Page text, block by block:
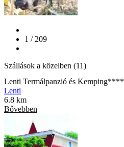
1 / 209
Szállások a közelben (11)
Lenti Termálpanzió és Kemping****
Lenti
6.8 km
Bővebben